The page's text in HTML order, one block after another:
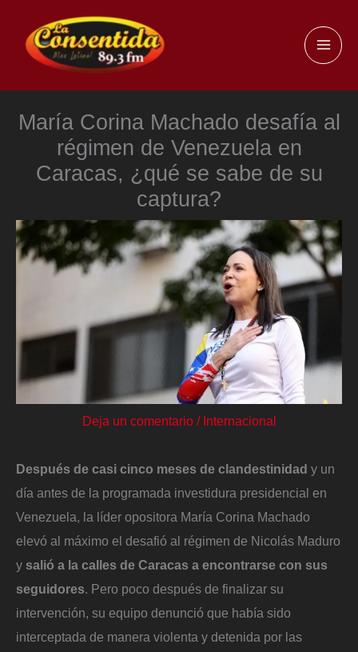
contenido
María Corina Machado desafía al
régimen de Venezuela en
Caracas, ¿qué se sabe de su
captura?
Deja un comentario / Internacional
Después de casi cinco meses de clandestinidad y un
día antes de la programada investidura presidencial en
Venezuela, la líder opositora María Corina Machado
elevó al máximo el desafió al régimen de Nicolás Maduro
y salió a la calles de Caracas a encontrarse con sus
seguidores. Pero poco después de finalizar su
intervención, su equipo denunció que había sido
interceptada de manera violenta y detenida por las